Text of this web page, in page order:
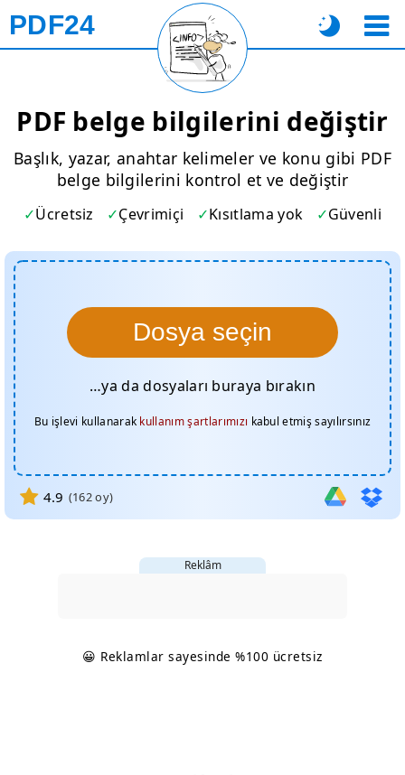
PDF24
PDF belge bilgilerini değiştir
Başlık, yazar, anahtar kelimeler ve konu gibi PDF
belge bilgilerini kontrol et ve değiştir
Ücretsiz Çevrimiçi Kısıtlama yok Güvenli
Dosya seçin
…ya da dosyaları buraya bırakın
Bu işlevi kullanarak kullanım şartlarımızı kabul etmiş sayılırsınız
4.9 (162oy)
Reklâm
😀 Reklamlar sayesinde %100 ücretsiz